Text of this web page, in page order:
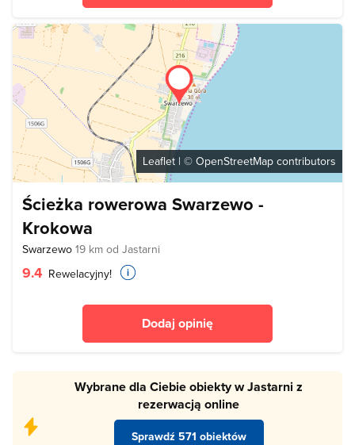
Leaflet | © OpenStreetMap contributors
Ścieżka rowerowa Swarzewo -
Krokowa
Swarzewo 19 km od Jastarni
9.4 Rewelacyjny!
Dodaj opinię
Wybrane dla Ciebie obiekty w Jastarni z
rezerwacją online
Sprawdź 571 obiektów